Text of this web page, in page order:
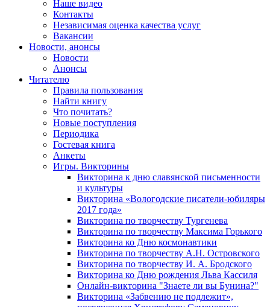
Наше видео
Контакты
Независимая оценка качества услуг
Вакансии
Новости, анонсы
Новости
Анонсы
Читателю
Правила пользования
Найти книгу
Что почитать?
Новые поступления
Периодика
Гостевая книга
Анкеты
Игры. Викторины
Викторина к дню славянской письменности
и культуры
Викторина «Вологодские писатели-юбиляры
2017 года»
Викторина по творчеству Тургенева
Викторина по творчеству Максима Горького
Викторина ко Дню космонавтики
Викторина по творчеству А.Н. Островского
Викторина по творчеству И. А. Бродского
Викторина ко Дню рождения Льва Кассиля
Онлайн-викторина "Знаете ли вы Бунина?"
Викторина «Забвению не подлежит»,